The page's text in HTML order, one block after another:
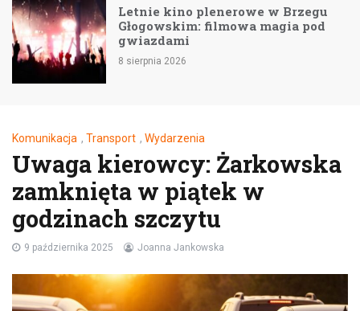
Letnie kino plenerowe w Brzegu
Głogowskim: filmowa magia pod
gwiazdami
8 sierpnia 2026
Komunikacja , Transport , Wydarzenia
Uwaga kierowcy: Żarkowska
zamknięta w piątek w
godzinach szczytu
9 października 2025 Joanna Jankowska